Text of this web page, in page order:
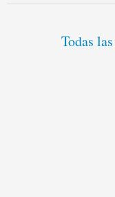
Todas